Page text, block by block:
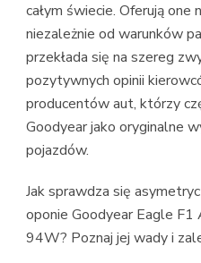
całym świecie. Oferują
niezależnie od warunków
przekłada się na szereg
pozytywnych opinii
producentów aut, którzy
Goodyear jako oryginalne
pojazdów.
Jak sprawdza się
oponie Goodyear Eagle
94W? Poznaj jej wady i